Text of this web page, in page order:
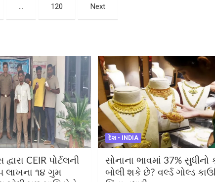
… 120 Next
CEIR પોર્ટલની
લાખના ૧૪ ગુમ
દેશ - INDIA
સોનાના ભાવમાં 37% સુધીનો
બોલી શકે છે? વર્લ્ડ ગોલ્ડ